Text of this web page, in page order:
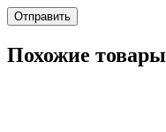
Похожие товары